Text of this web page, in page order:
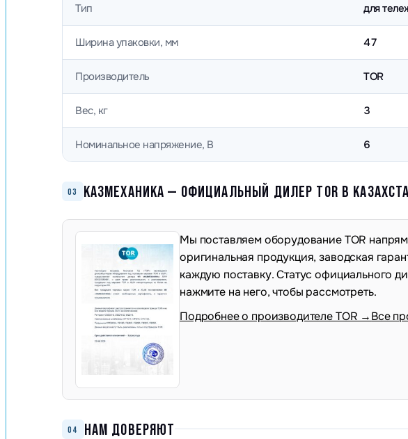
Тип для
Ширина упаковки, мм 47
Производитель TOR
Вес, кг 3
Номинальное напряжение, В 6
03 КАЗМЕХАНИКА — ОФИЦИАЛЬНЫЙ ДИЛЕР TOR В
Мы поставляем оборудование TOR
оригинальная продукция, заводская
каждую поставку. Статус официального
нажмите на него, чтобы рассмотреть.
Подробнее о производителе TOR →Все
04 НАМ ДОВЕРЯЮТ